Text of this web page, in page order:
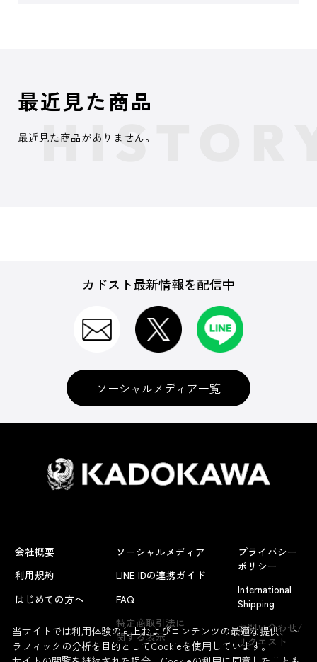
よくあるお問い合わせ
最近見た商品
最近見た商品がありません。
カドスト最新情報を配信中
ソーシャルメディア一覧
会社概要
利用規約
はじめての方へ
ソーシャルメディア
LINE IDの連携ガイド
FAQ
特定商取引法に
関する表示
プライバシー
ポリシー
International
Shipping
お問い合わせ/
リクエスト
当サイトでは利用体験の向上およびコンテンツの最適な提供、ト
ラフィックの分析を目的としてCookieを使用しています。